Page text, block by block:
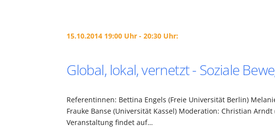
15.10.2014 19:00 Uhr - 20:30 Uhr:
Global, lokal, vernetzt - Soziale
Referentinnen: Bettina Engels (Freie Universität Berlin)
Frauke Banse (Universität Kassel) Moderation: Christian
Veranstaltung findet auf…